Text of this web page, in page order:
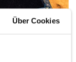
Über Cookies